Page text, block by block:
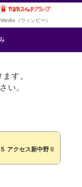
（ウィンビー）
す。
い。
アクセス新中野Ⅱ